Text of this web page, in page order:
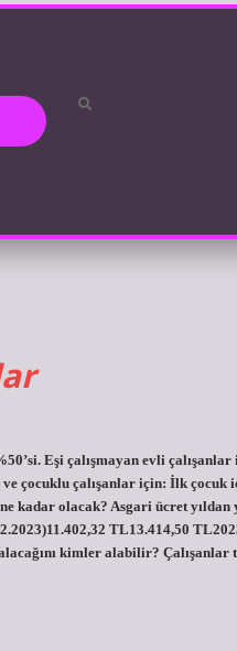
Eşi çalışmayan evli
ve çocuklu çalışanlar için: İlk
kadar olacak? Asgari ücret yıldan
TL13.414,50
kimler alabilir? Çalışanlar